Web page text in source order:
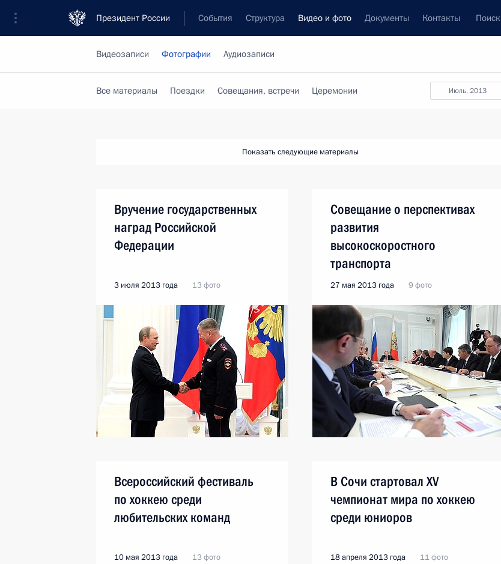
Президент России События Структура Видео и фото Документы Контакты Поиск
Видеозаписи Фотографии Аудиозаписи
июль, 2013
Все материалы Поездки Совещания, встречи Церемонии
Показать следующие материалы
Вручение государственных
наград Российской
Федерации
3 июля 2013 года 13 фото
Совещание о перспективах
развития
высокоскоростного
транспорта
27 мая 2013 года 9 фото
Всероссийский фестиваль
по хоккею среди
любительских команд
10 мая 2013 года 13 фото
В Сочи стартовал XV
чемпионат мира по хоккею
среди юниоров
18 апреля 2013 года 11 фото